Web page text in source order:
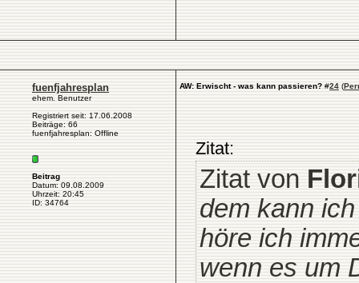
fuenfjahresplan
ehem. Benutzer
Registriert seit: 17.06.2008
Beiträge: 66
fuenfjahresplan: Offline
Beitrag
Datum: 09.08.2009
Uhrzeit: 20:45
ID: 34764
AW: Erwischt - was kann passieren? #24 (
Zitat:
Zitat von
dem kann
höre ich
wenn es um